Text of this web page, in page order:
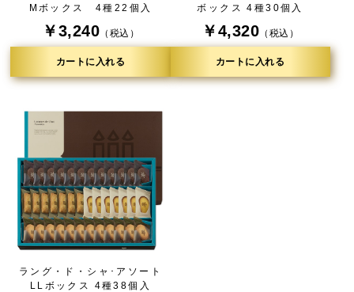
Mボックス 4種22個入
￥3,240 （税込）
カートに入れる
ボックス 4種30個入
￥4,320 （税込）
カートに入れる
ラング・ド・シャ･アソート
LLボックス 4種38個入